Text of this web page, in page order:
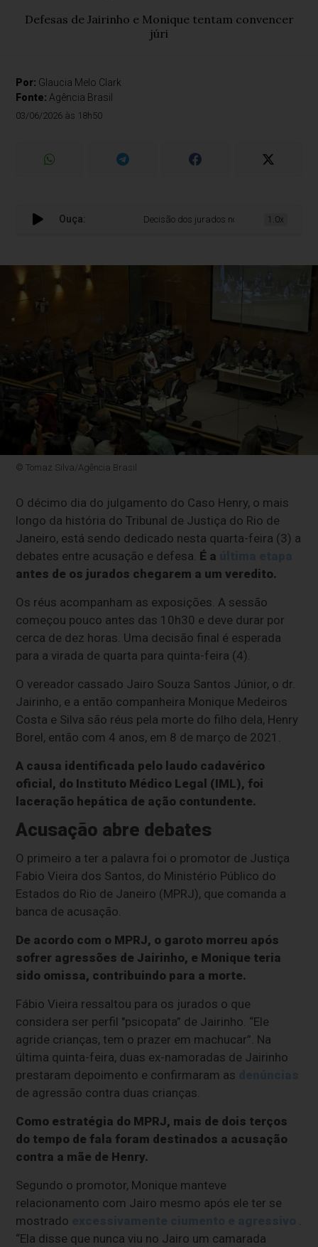
Defesas de Jairinho e Monique tentam convencer
júri
Por: Glaucia Melo Clark
Fonte: Agência Brasil
03/06/2026 às 18h50
Ouça: Decisão dos jurados no caso Henry Borel
1.0x
© Tomaz Silva/Agência Brasil
O décimo dia do julgamento do Caso Henry, o mais
longo da história do Tribunal de Justiça do Rio de
Janeiro, está sendo dedicado nesta quarta-feira (3) a
debates entre acusação e defesa. É a
antes de os jurados chegarem a um veredito.
Os réus acompanham as exposições. A sessão
começou pouco antes das 10h30 e deve durar por
cerca de dez horas. Uma decisão final é esperada
para a virada de quarta para quinta-feira (4).
O vereador cassado Jairo Souza Santos Júnior, o dr.
Jairinho, e a então companheira Monique Medeiros
Costa e Silva são réus pela morte do filho dela, Henry
Borel, então com 4 anos, em 8 de março de 2021.
A causa identificada pelo laudo cadavérico
oficial, do Instituto Médico Legal (IML), foi
laceração hepática de ação contundente.
Acusação abre debates
O primeiro a ter a palavra foi o promotor de Justiça
Fabio Vieira dos Santos, do Ministério Público do
Estados do Rio de Janeiro (MPRJ), que comanda a
banca de acusação.
De acordo com o MPRJ, o garoto morreu após
sofrer agressões de Jairinho, e Monique teria
sido omissa, contribuindo para a morte.
Fábio Vieira ressaltou para os jurados o que
considera ser perfil "psicopata” de Jairinho. “Ele
agride crianças, tem o prazer em machucar”. Na
última quinta-feira, duas ex-namoradas de Jairinho
prestaram depoimento e confirmaram as
de agressão contra duas crianças.
Como estratégia do MPRJ, mais de dois terços
do tempo de fala foram destinados a acusação
contra a mãe de Henry.
Segundo o promotor, Monique manteve
relacionamento com Jairo mesmo após ele ter se
mostrado
.
“Ela disse que nunca viu no Jairo um camarada